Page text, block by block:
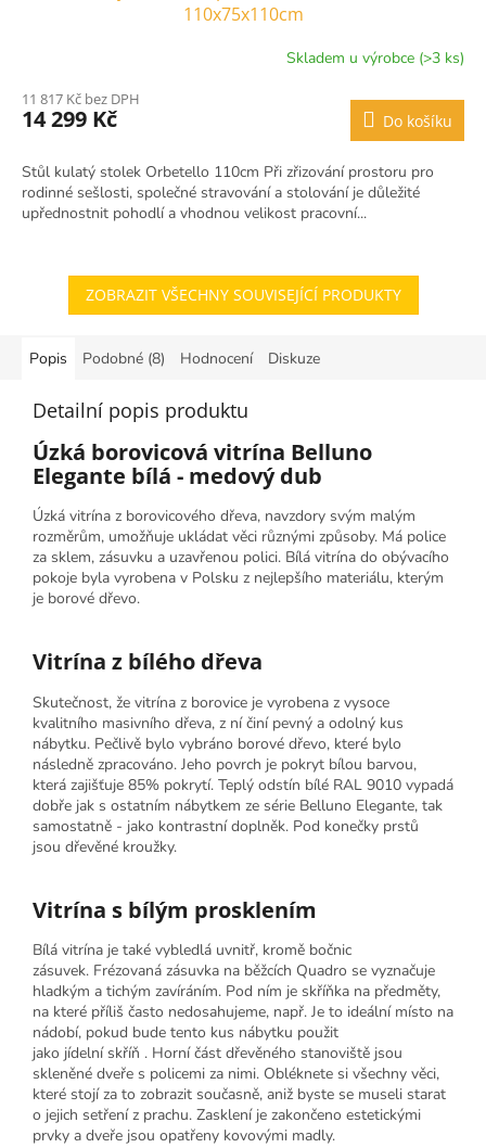
110x75x110cm
Skladem u výrobce (>3 ks)
11 817 Kč bez DPH
14 299 Kč Do košíku
Stůl kulatý stolek Orbetello 110cm Při zřizování prostoru pro
rodinné sešlosti, společné stravování a stolování je důležité
upřednostnit pohodlí a vhodnou velikost pracovní...
ZOBRAZIT VŠECHNY SOUVISEJÍCÍ PRODUKTY
Popis Podobné (8) Hodnocení Diskuze
Detailní popis produktu
Úzká borovicová vitrína Belluno
Elegante bílá - medový dub
Úzká vitrína z borovicového dřeva, navzdory svým malým
rozměrům, umožňuje ukládat věci různými způsoby. Má police
za sklem, zásuvku a uzavřenou polici. Bílá vitrína do obývacího
pokoje byla vyrobena v Polsku z nejlepšího materiálu, kterým
je borové dřevo.
Vitrína z bílého dřeva
Skutečnost, že vitrína z borovice je vyrobena z vysoce
kvalitního masivního dřeva, z ní činí pevný a odolný kus
nábytku. Pečlivě bylo vybráno borové dřevo, které bylo
následně zpracováno. Jeho povrch je pokryt bílou barvou,
která zajišťuje 85% pokrytí. Teplý odstín bílé RAL 9010 vypadá
dobře jak s ostatním nábytkem ze série Belluno Elegante, tak
samostatně - jako kontrastní doplněk. Pod konečky prstů
jsou dřevěné kroužky.
Vitrína s bílým prosklením
Bílá vitrína je také vybledlá uvnitř, kromě bočnic
zásuvek. Frézovaná zásuvka na běžcích Quadro se vyznačuje
hladkým a tichým zavíráním. Pod ním je skříňka na předměty,
na které příliš často nedosahujeme, např. Je to ideální místo na
nádobí, pokud bude tento kus nábytku použit
jako jídelní skříň . Horní část dřevěného stanoviště jsou
skleněné dveře s policemi za nimi. Obléknete si všechny věci,
které stojí za to zobrazit současně, aniž byste se museli starat
o jejich setření z prachu. Zasklení je zakončeno estetickými
prvky a dveře jsou opatřeny kovovými madly.